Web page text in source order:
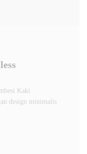
Kaki
design minimalis